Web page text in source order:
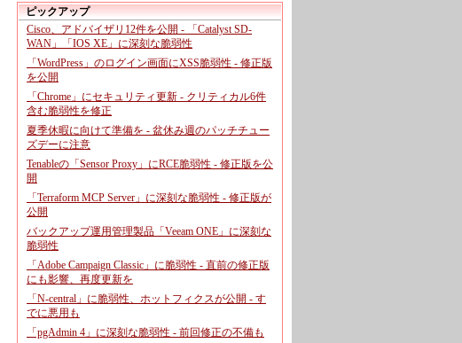
ピックアップ
Cisco、アドバイザリ12件を公開 - 「Catalyst SD-
WAN」「IOS XE」に深刻な脆弱性
「WordPress」のログイン画面にXSS脆弱性 - 修正版
を公開
「Chrome」にセキュリティ更新 - クリティカル6件
含む脆弱性を修正
夏季休暇に向けて準備を - 盆休み週のパッチチュー
ズデーに注意
Tenableの「Sensor Proxy」にRCE脆弱性 - 修正版を公
開
「Terraform MCP Server」に深刻な脆弱性 - 修正版が
公開
バックアップ運用管理製品「Veeam ONE」に深刻な
脆弱性
「Adobe Campaign Classic」に脆弱性 - 直前の修正版
にも影響、再度更新を
「N-central」に脆弱性、ホットフィクスが公開 - す
でに悪用も
「pgAdmin 4」に深刻な脆弱性 - 前回修正の不備も